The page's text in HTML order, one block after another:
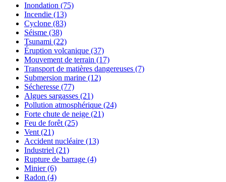
Inondation (75)
Incendie (13)
Cyclone (83)
Séisme (38)
Tsunami (22)
Éruption volcanique (37)
Mouvement de terrain (17)
Transport de matières dangereuses (7)
Submersion marine (12)
Sécheresse (77)
Algues sargasses (21)
Pollution atmosphérique (24)
Forte chute de neige (21)
Feu de forêt (25)
Vent (21)
Accident nucléaire (13)
Industriel (21)
Rupture de barrage (4)
Minier (6)
Radon (4)